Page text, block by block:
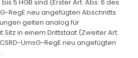
5 HGB sind (Erster Art. Abs. 6 des
RegE neu angefügten Abschnitts
gelten analog für
in einem Drittstaat (Zweiter Art.
UmsG-RegE neu angefügten